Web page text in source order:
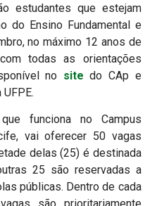
estudantes que estejam
do Ensino Fundamental e
no máximo 12 anos de
todas as orientações
no site do CAp e
funciona no Campus
vai oferecer 50 vagas
delas (25) é destinada
25 são reservadas a
públicas. Dentro de cada